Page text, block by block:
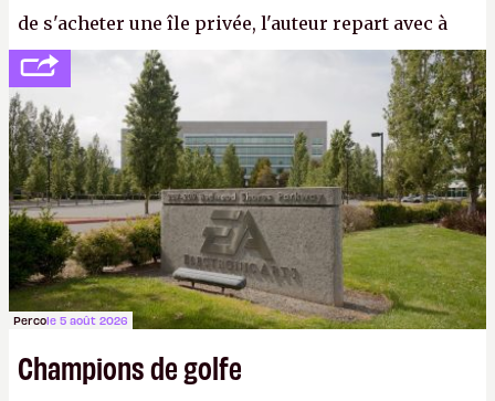
de s'acheter une île privée, l'auteur repart avec à
peine 2 000 dollars en poche. C'est toujours plus
cher payé que le temps passé à dev, mais ça
apprendra aux petits malins qu'on ne braque pas
Gabe Newell aussi facilement.P.
Percole 5 août 2026
Champions de golfe